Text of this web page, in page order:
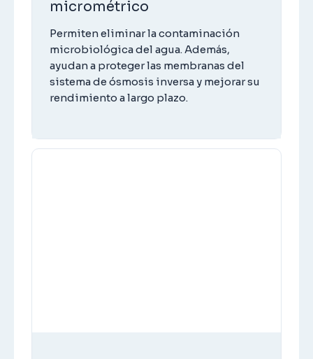
micrométrico
Permiten eliminar la contaminación
microbiológica del agua. Además,
ayudan a proteger las membranas del
sistema de ósmosis inversa y mejorar su
rendimiento a largo plazo.